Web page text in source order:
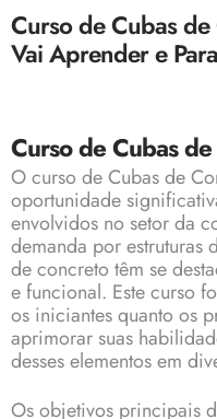
Curso de Cubas
Vai Aprender e
Curso de Cubas
O curso deCubas de
oportunidade
envolvidos no setor da
demanda por estruturas
de concreto têm se
e funcional. Este curso
os iniciantes quanto os
aprimorar suas
desses elementos em
Os objetivos principais